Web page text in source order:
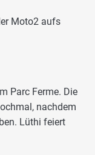
Moto2 aufs
Parc Ferme. Die
nachdem
Lüthi feiert